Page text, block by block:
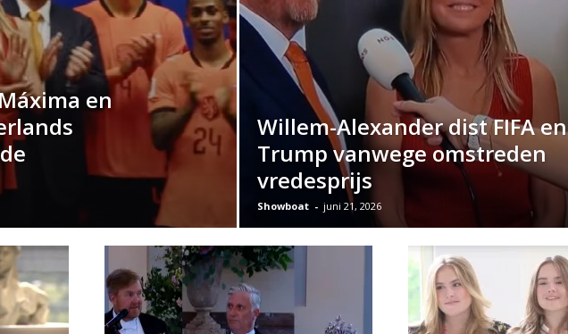
en
Willem-Alexander dist FIFA en
Trump vanwege omstreden
vredesprijs
Showboat - juni 21, 2026